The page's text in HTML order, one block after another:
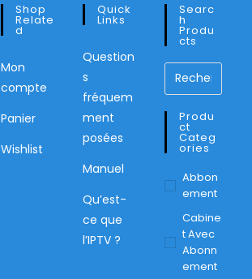
Shop
Relate
D
Mon
compte
Panier
Wishlist
Quick
Links
Question
s
fréquem
ment
posées
Manuel
Qu’est-
ce que
l’IPTV ?
Searc
H
Produ
Cts
Produ
Ct
Categ
Ories
Abbon
Ement
Cabine
T Avec
Abonn
Ement